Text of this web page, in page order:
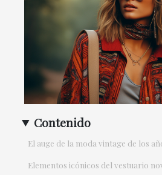
Contenido
El auge de la moda vintage de los
Elementos icónicos del vestuario